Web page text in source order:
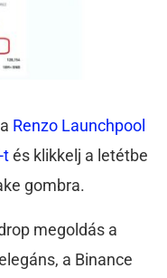
Renzo Launchpool
tés klikkelj a letétbe
gombra.
megoldás a
a Binance